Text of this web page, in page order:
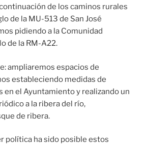
de los caminos rurales
de la MU-513 de San José
pidiendo a la Comunidad
de la RM-A22.
ampliaremos espacios de
estableciendo medidas de
el Ayuntamiento y realizando un
a la ribera del río,
de ribera.
política ha sido posible estos